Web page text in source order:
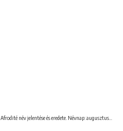
Afrodité név jelentése és eredete. Névnap: augusztus 5. , augusztus 7.